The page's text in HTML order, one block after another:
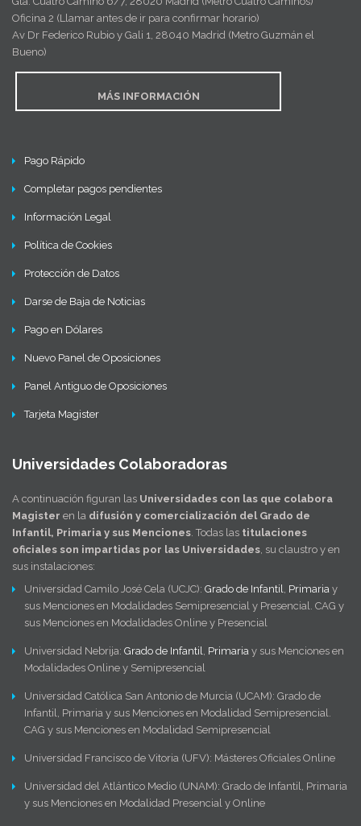
Oficina 2 (Llamar antes de ir para confirmar horario)
Av Dr Federico Rubio y Gali 1, 28040 Madrid (Metro Guzmán el
Bueno)
MÁS INFORMACIÓN
Pago Rápido
Completar pagos pendientes
Información Legal
Política de Cookies
Protección de Datos
Darse de Baja de Noticias
Pago en Dólares
Nuevo Panel de Oposiciones
Panel Antiguo de Oposiciones
Tarjeta Magister
Universidades Colaboradoras
A continuación figuran las Universidades con las que colabora
Magister en la difusión y comercialización del Grado de
Infantil, Primaria y sus Menciones. Todas las titulaciones
oficiales son impartidas por las Universidades, su claustro y en
sus instalaciones:
Universidad Camilo José Cela (UCJC): Grado de Infantil, Primaria y
sus Menciones en Modalidades Semipresencial y Presencial. CAG y
sus Menciones en Modalidades Online y Presencial
Universidad Nebrija: Grado de Infantil, Primaria y sus Menciones en
Modalidades Online y Semipresencial
Universidad Católica San Antonio de Murcia (UCAM): Grado de
Infantil, Primaria y sus Menciones en Modalidad Semipresencial.
CAG y sus Menciones en Modalidad Semipresencial
Universidad Francisco de Vitoria (UFV): Másteres Oficiales Online
Universidad del Atlántico Medio (UNAM): Grado de Infantil, Primaria
y sus Menciones en Modalidad Presencial y Online